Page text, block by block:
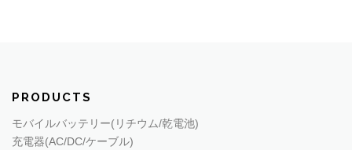
PRODUCTS
モバイルバッテリー(リチウム/乾電池)
充電器(AC/DC/ケーブル)